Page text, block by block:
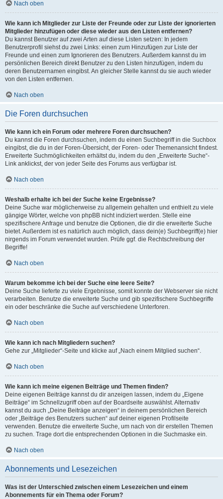
Nach oben
Wie kann ich Mitglieder zur Liste der Freunde oder zur Liste der ignorierten
Mitglieder hinzufügen oder diese wieder aus den Listen entfernen?
Du kannst Benutzer auf zwei Arten auf diese Listen setzen: In jedem
Benutzerprofil siehst du zwei Links: einen zum Hinzufügen zur Liste der
Freunde und einen zum Ignorieren des Benutzers. Außerdem kannst du im
persönlichen Bereich direkt Benutzer zu den Listen hinzufügen, indem du
deren Benutzernamen eingibst. An gleicher Stelle kannst du sie auch wieder
von den Listen entfernen.
Nach oben
Die Foren durchsuchen
Wie kann ich ein Forum oder mehrere Foren durchsuchen?
Du kannst die Foren durchsuchen, indem du einen Suchbegriff in die Suchbox
eingibst, die du in der Foren-Übersicht, der Foren- oder Themenansicht findest.
Erweiterte Suchmöglichkeiten erhältst du, indem du den „Erweiterte Suche“-
Link anklickst, der von jeder Seite des Forums aus verfügbar ist.
Nach oben
Weshalb erhalte ich bei der Suche keine Ergebnisse?
Deine Suche war möglicherweise zu allgemein gehalten und enthielt zu viele
gängige Wörter, welche von phpBB nicht indiziert werden. Stelle eine
spezifischere Anfrage und benutze die Optionen, die dir die erweiterte Suche
bietet. Außerdem ist es natürlich auch möglich, dass dein(e) Suchbegriff(e) hier
nirgends im Forum verwendet wurden. Prüfe ggf. die Rechtschreibung der
Begriffe!
Nach oben
Warum bekomme ich bei der Suche eine leere Seite?
Deine Suche lieferte zu viele Ergebnisse, somit konnte der Webserver sie nicht
verarbeiten. Benutze die erweiterte Suche und gib spezifischere Suchbegriffe
ein oder beschränke die Suche auf verschiedene Unterforen.
Nach oben
Wie kann ich nach Mitgliedern suchen?
Gehe zur „Mitglieder“-Seite und klicke auf „Nach einem Mitglied suchen“.
Nach oben
Wie kann ich meine eigenen Beiträge und Themen finden?
Deine eigenen Beiträge kannst du dir anzeigen lassen, indem du „Eigene
Beiträge“ im Schnellzugriff oben auf der Boardseite auswählst. Alternativ
kannst du auch „Deine Beiträge anzeigen“ in deinem persönlichen Bereich
oder „Beiträge des Benutzers suchen“ auf deiner eigenen Profilseite
verwenden. Benutze die erweiterte Suche, um nach von dir erstellen Themen
zu suchen. Trage dort die entsprechenden Optionen in die Suchmaske ein.
Nach oben
Abonnements und Lesezeichen
Was ist der Unterschied zwischen einem Lesezeichen und einem
Abonnements für ein Thema oder Forum?